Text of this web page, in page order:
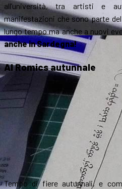
all’università, tra artisti e
manifestazioni che sono parte
lungo tempo ma anche a nuovi
anche in Sardegna!
Al Romics autunnale
Tempo di fiere autunnali, e